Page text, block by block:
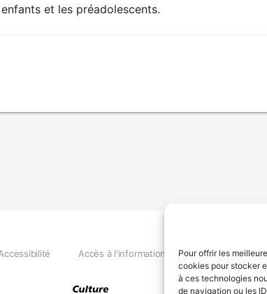
Pour offrir les
cookies pour stocker
à ces technologies
de navigation ou les
et les préadolescents.
Accès à l'information Déclaration de